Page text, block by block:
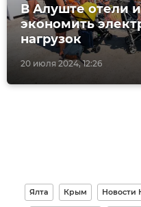
20 июля 2024, 12:26
В Алуште отели
экономить
нагрузок
Ялта Крым Новости